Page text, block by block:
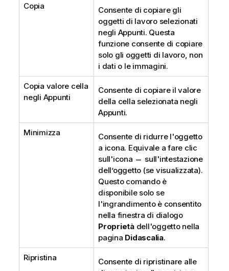
Copia
Consente di copiare gli
oggetti di lavoro selezionati
negli Appunti. Questa
funzione consente di copiare
solo gli oggetti di lavoro, non
i dati o le immagini.
Copia valore cella
negli Appunti
Consente di copiare il valore
della cella selezionata negli
Appunti.
Minimizza
Consente di ridurre l'oggetto
a icona. Equivale a fare clic
sull'icona
sull'intestazione
dell’oggetto (se visualizzata).
Questo comando è
disponibile solo se
l'ingrandimento è consentito
nella finestra di dialogo
Proprietàdell'oggetto nella
pagina Didascalia.
Ripristina
Consente di ripristinare alle